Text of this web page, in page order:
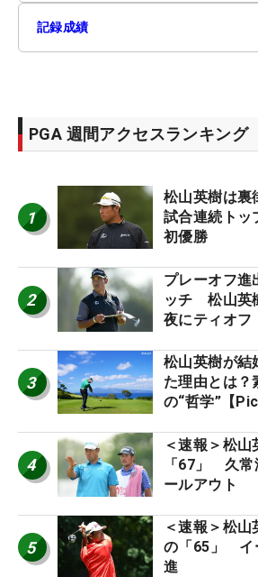
記録成績
PGA 週間アクセスランキング
1
松山英樹は裏
試合連続ト
初優勝
2
プレーオフ進
ッチ 松山英
夜にティオフ
3
松山英樹が結
た理由とは？
の“哲学”【
4
＜速報＞松山
「67」 久常
ールアウト
5
＜速報＞松
の「65」 イ
進